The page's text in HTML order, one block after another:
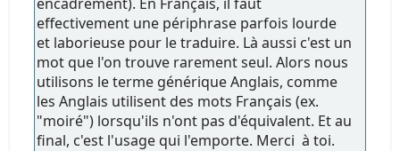
effectivement une périphrase parfois lourde
et laborieuse pour le traduire. Là aussi c'est un
mot que l'on trouve rarement seul. Alors nous
utilisons le terme générique Anglais, comme
les Anglais utilisent des mots Français (ex.
"moiré") lorsqu'ils n'ont pas d'équivalent. Et au
final, c'est l'usage qui l'emporte. Merci à toi.